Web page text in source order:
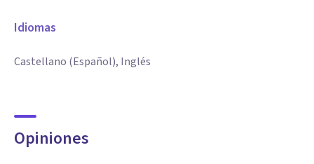
Idiomas
Castellano (Español), Inglés
Opiniones